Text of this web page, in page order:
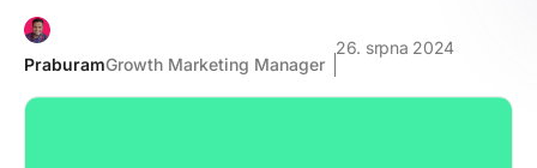
PraburamGrowth Marketing Manager
26. srpna 2024